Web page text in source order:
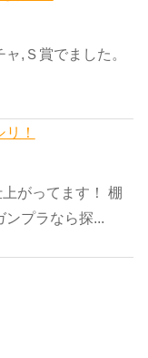
,Ｓ賞でました。
！
がってます！ 棚
ンプラなら探...